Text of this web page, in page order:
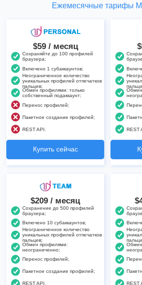
Ежемесячные тарифы
$59 / месяц
Сохраняйте до 100 профилей
браузера;
Включено 1 субаккаунтов;
Неограниченное количество
уникальных профилей отпечатков
пальцев;
Обмен профилями: только
собственный подаккаунт;
Перенос профилей;
Пакетное создание профилей;
REST API.
Купить сейчас
REST
$209 / месяц
Сохранение до 500 профилей
браузера;
Включено 10 субаккаунтов;
Неограниченное количество
уникальных профилей отпечатков
пальцев;
Обмен профилями:
неограниченно;
Перенос профилей;
Пакетное создание профилей;
REST API. REST